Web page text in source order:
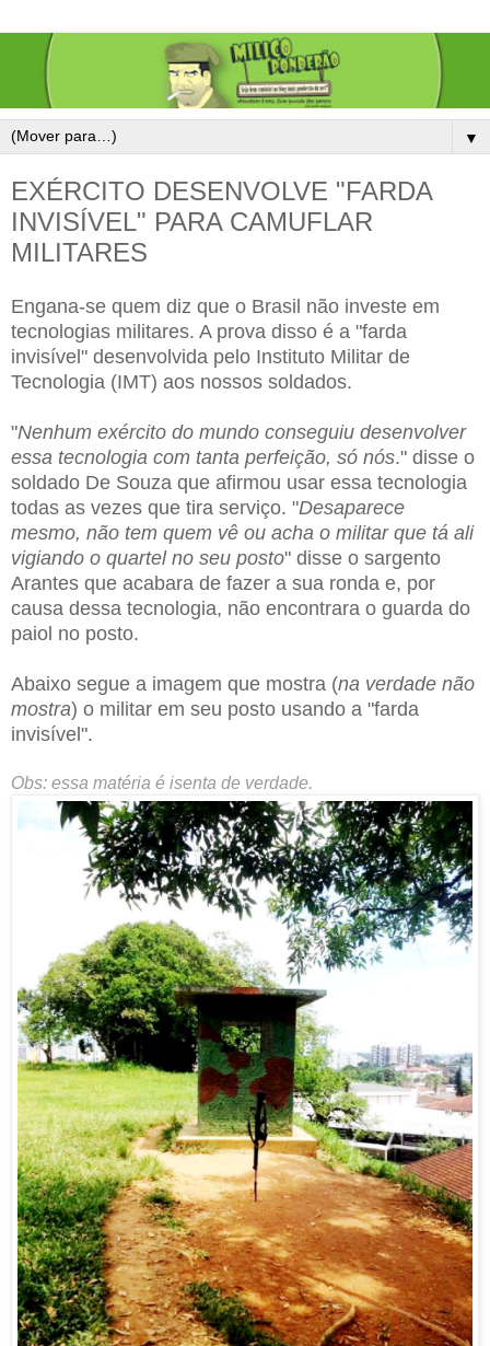
▼
EXÉRCITO DESENVOLVE "FARDA
INVISÍVEL" PARA CAMUFLAR
MILITARES
Engana-se quem diz que o Brasil não investe em
tecnologias militares. A prova disso é a "farda
invisível" desenvolvida pelo Instituto Militar de
Tecnologia (IMT) aos nossos soldados.
"Nenhum exército do mundo conseguiu desenvolver
essa tecnologia com tanta perfeição, só nós." disse o
soldado De Souza que afirmou usar essa tecnologia
todas as vezes que tira serviço. "Desaparece
mesmo, não tem quem vê ou acha o militar que tá ali
vigiando o quartel no seu posto" disse o sargento
Arantes que acabara de fazer a sua ronda e, por
causa dessa tecnologia, não encontrara o guarda do
paiol no posto.
Abaixo segue a imagem que mostra (na verdade não
mostra) o militar em seu posto usando a "farda
invisível".
Obs: essa matéria é isenta de verdade.